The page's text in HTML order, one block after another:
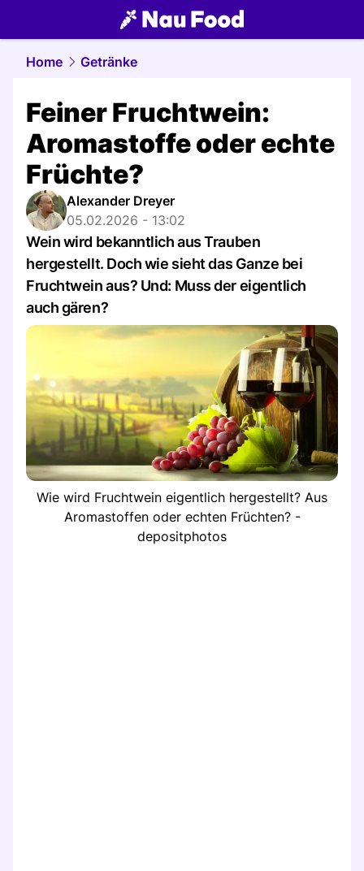
food.NAU.ch
Home Getränke
Feiner Fruchtwein:
Aromastoffe oder echte
Früchte?
Alexander Dreyer
05.02.2026 - 13:02
Wein wird bekanntlich aus Trauben
hergestellt. Doch wie sieht das Ganze bei
Fruchtwein aus? Und: Muss der eigentlich
auch gären?
Wie wird Fruchtwein eigentlich hergestellt? Aus
Aromastoffen oder echten Früchten? -
depositphotos